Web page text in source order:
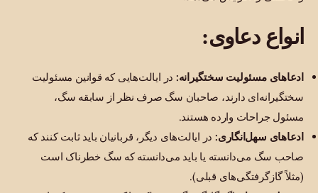
انواع دعاوی:
ادعاهای مسئولیت سختگیرانه: در ایالت‌هایی که قوانین مسئولیت
سختگیرانه‌ای دارند، صاحبان سگ صرف نظر از سابقه سگ،
مسئول جراحات وارده هستند.
ادعاهای سهل‌انگاری:در ایالت‌های دیگر، قربانیان باید ثابت کنند که
صاحب سگ می‌دانسته یا باید می‌دانسته که سگ خطرناک است
(مثلاً گازگرفتگی‌های قبلی).